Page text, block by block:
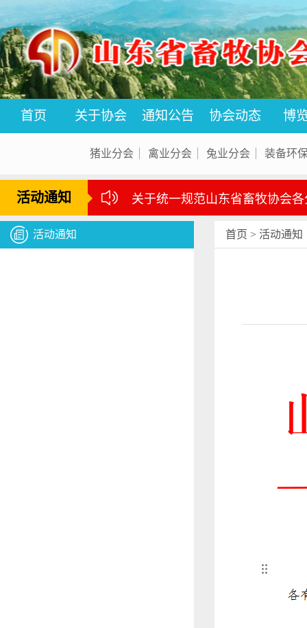
首页 关于协会 通知公告 协会动态 博
猪业分会 禽业分会 兔业分会 装备环
活动通知 关于统一规范山东省畜牧协会
活动通知 首页 > 活动通知